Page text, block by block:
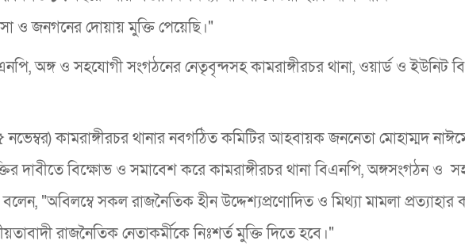
ও জনগনের দোয়ায় মুক্তি পেয়েছি।"
অঙ্গ ও সহযোগী সংগঠনের নেতৃবৃন্দসহ কামরাঙ্গীরচর থানা, ওয়ার্ড ও ইউনিট
কামরাঙ্গীরচর থানার নবগঠিত কমিটির আহবায়ক জননেতা মোহাম্মদ
দাবীতে বিক্ষোভ ও সমাবেশ করে কামরাঙ্গীরচর থানা বিএনপি, অঙ্গসংগঠন ও
"অবিলম্বে সকল রাজনৈতিক হীন উদ্দেশ্যপ্রণোদিত ও মিথ্যা মামলা প্রত্যাহার
রাজনৈতিক নেতাকর্মীকে নিঃশর্ত মুক্তি দিতে হবে।"